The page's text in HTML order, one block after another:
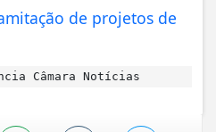
de projetos de
Câmara Notícias